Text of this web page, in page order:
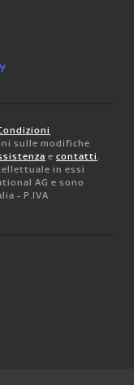
sulle modifiche
e contatti.
in essi
AG e sono
- P.IVA